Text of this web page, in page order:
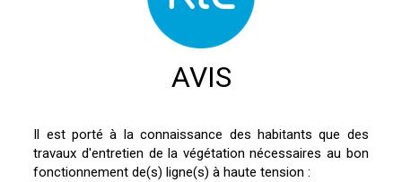
AVIS
Il est porté à la connaissance des habitants que des
travaux d'entretien de la végétation nécessaires au bon
fonctionnement de(s) ligne(s) à haute tension :